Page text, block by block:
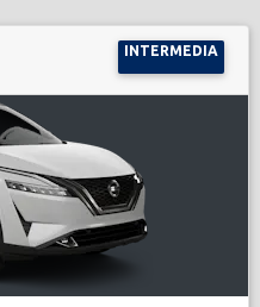
INTERMEDIA